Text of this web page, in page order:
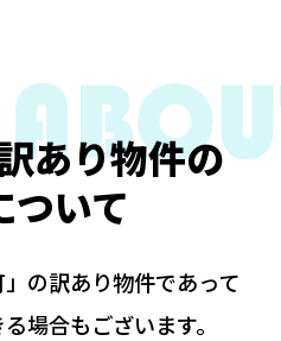
あり物件の
ついて
の訳あり物件であって
場合もございます。